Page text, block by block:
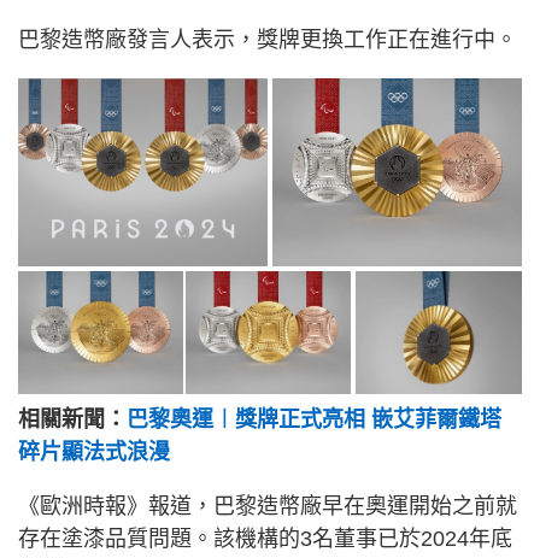
巴黎造幣廠發言人表示，獎牌更換工作正在進行中。
相關新聞： 巴黎奧運︱獎牌正式亮相 嵌艾菲爾鐵塔
碎片顯法式浪漫
《歐洲時報》報道，巴黎造幣廠早在奧運開始之前就
存在塗漆品質問題。該機構的3名董事已於2024年底